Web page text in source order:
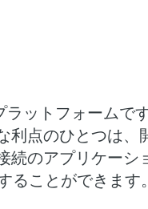
ットフォームで
点のひとつは
のアプリケー
ことができます。